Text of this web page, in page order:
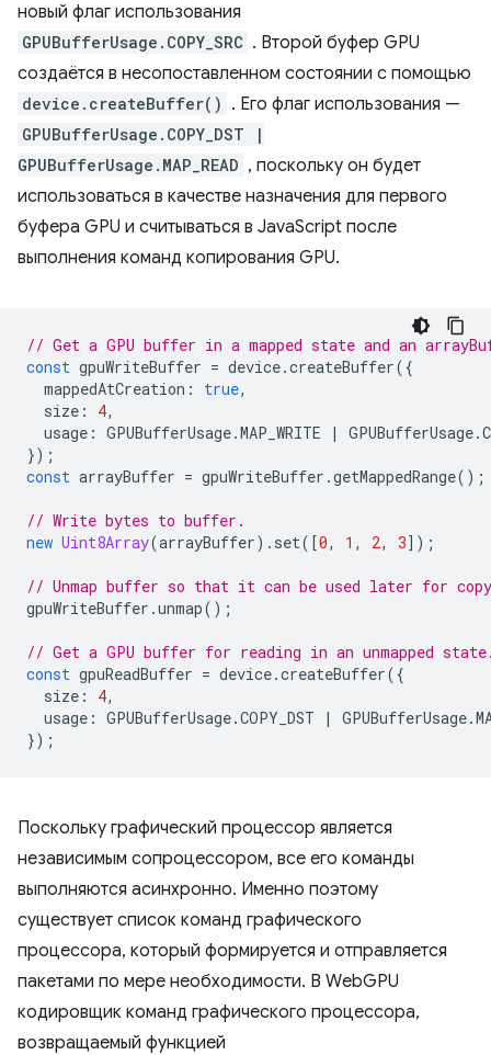
новый флаг использования
GPUBufferUsage.COPY_SRC . Второй буфер GPU
создаётся в несопоставленном состоянии с помощью
device.createBuffer() . Его флаг использования —
GPUBufferUsage.COPY_DST |
GPUBufferUsage.MAP_READ , поскольку он будет
использоваться в качестве назначения для первого
буфера GPU и считываться в JavaScript после
выполнения команд копирования GPU.
// Get a GPU buffer in a mapped state and an
const gpuWriteBuffer = device.createBuffer({
mappedAtCreation : true,
size : 4,
usage : GPUBufferUsage.MAP_WRITE | GPUBufferUsage.
});
const arrayBuffer = gpuWriteBuffer .getMappedRange();
// Write bytes to buffer.
new Uint8Array(arrayBuffer). set([0, 1 , 2, 3]);
// Unmap buffer so that it can be used later for
gpuWriteBuffer .unmap();
// Get a GPU buffer for reading in an unmapped
const gpuReadBuffer = device.createBuffer({
size : 4,
usage : GPUBufferUsage.COPY_DST | GPUBufferUsage.
});
Поскольку графический процессор является
независимым сопроцессором, все его команды
выполняются асинхронно. Именно поэтому
существует список команд графического
процессора, который формируется и отправляется
пакетами по мере необходимости. В WebGPU
кодировщик команд графического процессора,
возвращаемый функцией